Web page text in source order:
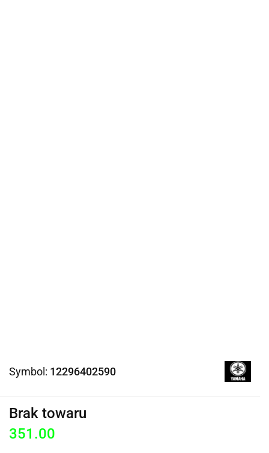
Symbol: 12296402590
Brak towaru
351.00